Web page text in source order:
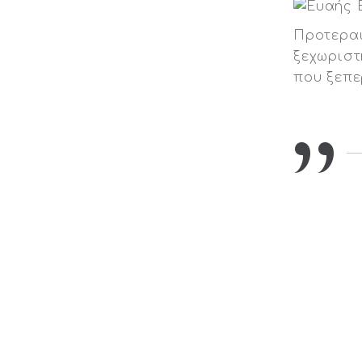
που